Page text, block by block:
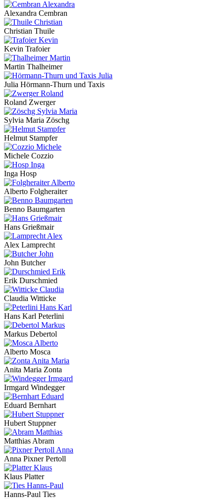
Alexandra Cembran
Christian Thuile
Kevin Trafoier
Martin Thalheimer
Julia Hörmann-Thurn und Taxis
Roland Zwerger
Sylvia Maria Zöschg
Helmut Stampfer
Michele Cozzio
Inga Hosp
Alberto Folgheraiter
Benno Baumgarten
Hans Grießmair
Alex Lamprecht
John Butcher
Erik Durschmied
Claudia Witticke
Hans Karl Peterlini
Markus Debertol
Alberto Mosca
Anita Maria Zonta
Irmgard Windegger
Eduard Bernhart
Hubert Stuppner
Matthias Abram
Anna Pixner Pertoll
Klaus Platter
Hanns-Paul Ties